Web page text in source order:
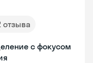
отзыва
с фокусом